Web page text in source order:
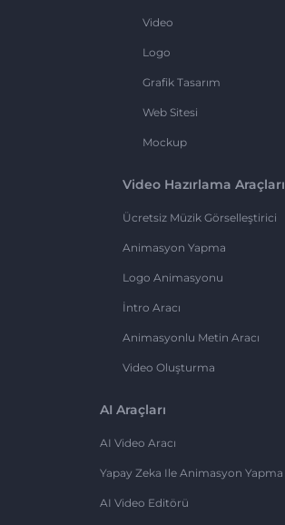
Video
Logo
Grafik Tasarım
Web Sitesi
Mockup
Video Hazırlama Araçları
Ücretsiz Müzik Görselleştirici
Animasyon Yapma
Logo Animasyonu
İntro Aracı
Animasyonlu Metin Aracı
Video Oluşturma
AI Araçları
AI Video Aracı
Yapay Zeka Ile Animasyon Yapma
AI Video Editörü